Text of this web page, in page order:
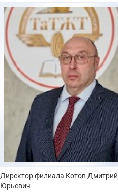
Директор филиала Котов Дмитрий
Юрьевич